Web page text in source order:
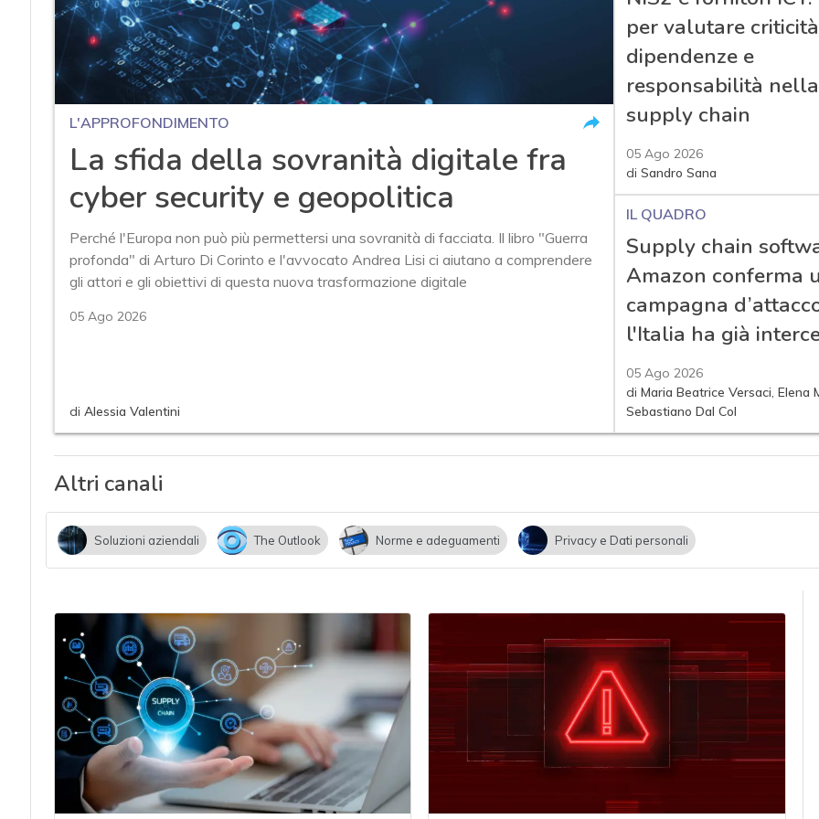
L'APPROFONDIMENTO
La sfida della sovranità digitale fra
cyber security e geopolitica
Perché l'Europa non può più permettersi una sovranità di facciata. Il libro "Guerra
profonda" di Arturo Di Corinto e l'avvocato Andrea Lisi ci aiutano a comprendere
gli attori e gli obiettivi di questa nuova trasformazione digitale
05 Ago 2026
di Alessia Valentini
per valutare
dipendenze e
responsabilità nella
supply chain
05 Ago 2026
di Sandro Sana
IL QUADRO
Supply chain
Amazon conferma
campagna
l'Italia ha già
05 Ago 2026
di Maria Beatrice Versaci, Elena
Sebastiano Dal Col
Altri canali
Soluzioni aziendali The Outlook Norme e adeguamenti Privacy e Dati personali